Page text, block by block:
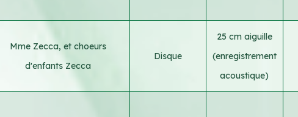
Mme Zecca, et choeurs
d'enfants Zecca
Disque
25 cm aiguille
(enregistrement
acoustique)